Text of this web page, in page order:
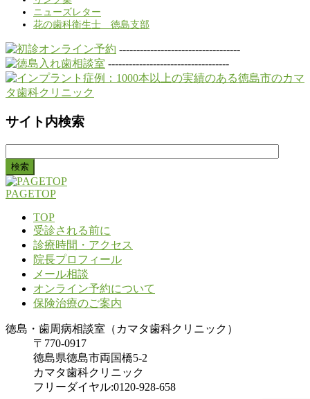
ニューズレター
花の歯科衛生士 徳島支部
-----------------------------------
-----------------------------------
サイト内検索
索:
PAGETOP
TOP
受診される前に
診療時間・アクセス
院長プロフィール
メール相談
オンライン予約について
保険治療のご案内
徳島・歯周病相談室（カマタ歯科クリニック）
〒770-0917
徳島県徳島市両国橋5-2
カマタ歯科クリニック
フリーダイヤル:0120-928-658